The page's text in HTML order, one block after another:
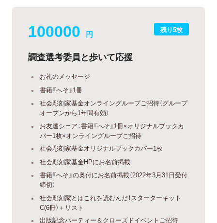
残り5枚
100000 円
調査選考委員と歩いて応援
お礼のメッセージ
書籍『へそ』1冊
社会彫刻家基金オンライングループご招待（グループ
オープンから1年間有効）
お友達シェア：書籍『へそ』1冊×オリジナルブックカ
バー1枚×オンライングループご招待
社会彫刻家基金オリジナルブックカバー1枚
社会彫刻家基金HPにお名前掲載
書籍『へそ』の奥付にお名前掲載（2022年3月31日受付
締切）
社会彫刻家とはこれを読むんだ！スターターキット
C(6冊）＋リスト
出版記念パーティー＆クローズドイベントご招待